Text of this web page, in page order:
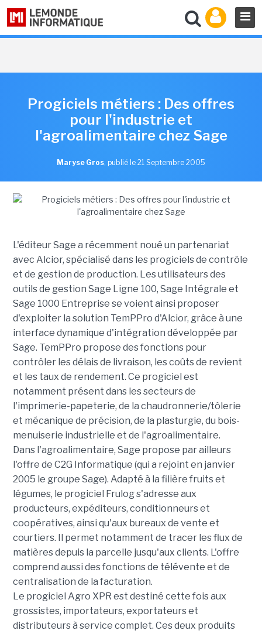
Progiciels métiers : Des offres
pour l'industrie et
l'agroalimentaire chez Sage
Maryse Gros, publié le 21 Septembre 2005
L'éditeur Sage a récemment noué un partenariat
avec Alcior, spécialisé dans les progiciels de contrôle
et de gestion de production. Les utilisateurs des
outils de gestion Sage Ligne 100, Sage Intégrale et
Sage 1000 Entreprise se voient ainsi proposer
d'exploiter la solution TemPPro d'Alcior, grâce à une
interface dynamique d'intégration développée par
Sage. TemPPro propose des fonctions pour
contrôler les délais de livraison, les coûts de revient
et les taux de rendement. Ce progiciel est
notamment présent dans les secteurs de
l'imprimerie-papeterie, de la chaudronnerie/tôlerie
et mécanique de précision, de la plasturgie, du bois-
menuiserie industrielle et de l'agroalimentaire.
Dans l'agroalimentaire, Sage propose par ailleurs
l'offre de C2G Informatique (qui a rejoint en janvier
2005 le groupe Sage). Adapté à la filière fruits et
légumes, le progiciel Frulog s'adresse aux
producteurs, expéditeurs, conditionneurs et
coopératives, ainsi qu'aux bureaux de vente et
courtiers. Il permet notamment de tracer les flux de
matières depuis la parcelle jusqu'aux clients. L'offre
comprend aussi des fonctions de télévente et de
centralisation de la facturation.
Le progiciel Agro XPR est destiné cette fois aux
grossistes, importateurs, exportateurs et
distributeurs à service complet. Ces deux produits